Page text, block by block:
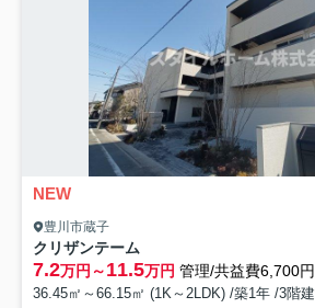
NEW
豊川市蔵子
クリザンテーム
7.2万円～11.5万円 管理/共益費6,700円
36.45㎡～66.15㎡ (1K～2LDK) /築1年 /3階建